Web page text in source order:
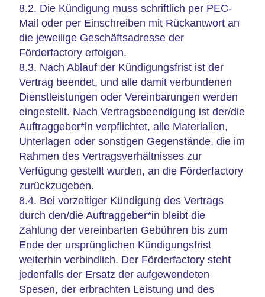
8.2. Die Kündigung muss schriftlich per PEC-
Mail oder per Einschreiben mit Rückantwort an
die jeweilige Geschäftsadresse der
Förderfactory erfolgen.
8.3. Nach Ablauf der Kündigungsfrist ist der
Vertrag beendet, und alle damit verbundenen
Dienstleistungen oder Vereinbarungen werden
eingestellt. Nach Vertragsbeendigung ist der/die
Auftraggeber*in verpflichtet, alle Materialien,
Unterlagen oder sonstigen Gegenstände, die im
Rahmen des Vertragsverhältnisses zur
Verfügung gestellt wurden, an die Förderfactory
zurückzugeben.
8.4. Bei vorzeitiger Kündigung des Vertrags
durch den/die Auftraggeber*in bleibt die
Zahlung der vereinbarten Gebühren bis zum
Ende der ursprünglichen Kündigungsfrist
weiterhin verbindlich. Der Förderfactory steht
jedenfalls der Ersatz der aufgewendeten
Spesen, der erbrachten Leistung und des